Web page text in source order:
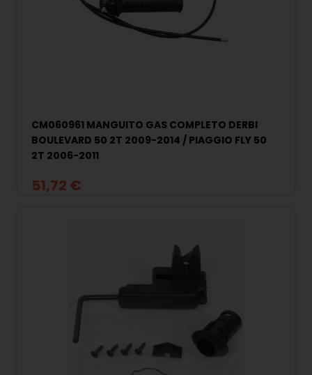
CM060961 MANGUITO GAS COMPLETO DERBI
BOULEVARD 50 2T 2009-2014 / PIAGGIO FLY 50
2T 2006-2011
51,72 €